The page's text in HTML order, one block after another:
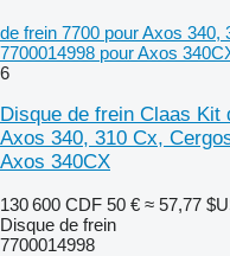
de frein 7700 pour Axos
7700014998 pour Axos
6
Disque de frein Claas Kit
Axos 340, 310 Cx,
Axos 340CX
130 600 CDF 50 € ≈ 57,77
Disque de frein
7700014998